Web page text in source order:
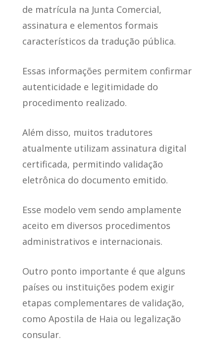
de matrícula na Junta Comercial,
assinatura e elementos formais
característicos da tradução pública.
Essas informações permitem confirmar
autenticidade e legitimidade do
procedimento realizado.
Além disso, muitos tradutores
atualmente utilizam assinatura digital
certificada, permitindo validação
eletrônica do documento emitido.
Esse modelo vem sendo amplamente
aceito em diversos procedimentos
administrativos e internacionais.
Outro ponto importante é que alguns
países ou instituições podem exigir
etapas complementares de validação,
como Apostila de Haia ou legalização
consular.